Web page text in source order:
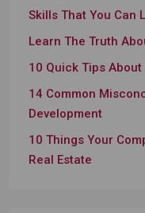
Skills That You Can
Learn The Truth
10 Quick Tips
14 Common
Development
10 Things Your
Real Estate